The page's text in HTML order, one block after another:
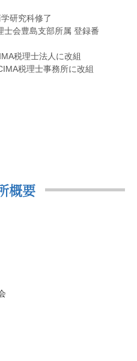
研究科修了
会豊島支部所属 登録番
税理士法人に改組
税理士事務所に改組
概要